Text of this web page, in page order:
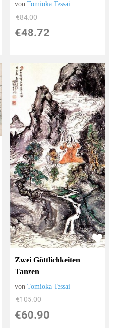
vonTomioka Tessai
€84.00
€48.72
Zwei Göttlichkeiten
Tanzen
vonTomioka Tessai
€105.00
€60.90